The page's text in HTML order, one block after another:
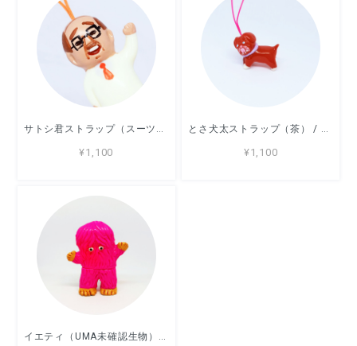
サトシ君ストラップ（スーツ） / ストラップ / デハラユキノリ
¥1,100
とさ犬太ストラップ（茶） / ストラップ / デハラユキノリ
¥1,100
イエティ（UMA未確認生物）/ ソフビ / デハラユキノリ